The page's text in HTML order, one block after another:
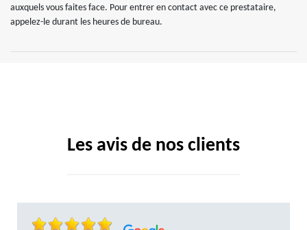
auxquels vous faites face. Pour entrer en contact avec ce prestataire,
appelez-le durant les heures de bureau.
Les avis de nos clients